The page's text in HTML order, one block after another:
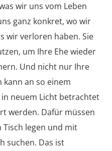
wir uns vom Leben
ganz konkret, wo wir
wir verloren haben. Sie
um Ihre Ehe wieder
Und nicht nur Ihre
kann an so einem
neuem Licht betrachtet
werden. Dafür müssen
Tisch legen und mit
suchen. Das ist